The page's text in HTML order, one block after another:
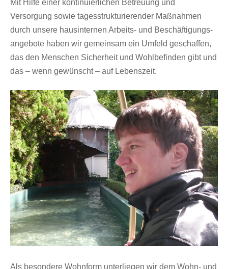
Mit Hilfe einer kontinuierlichen Betreu­ung und
Versorgung sowie tagesstruk­turierender Maßnahmen
durch unsere hausinternen Arbeits- und Beschäftigungs­
angebote haben wir gemeinsam ein Umfeld geschaffen,
das den Menschen Sicherheit und Wohlbefinden gibt und
das – wenn gewünscht – auf Lebenszeit.
Als besondere Wohnform unterliegen wir dem Wohn- und